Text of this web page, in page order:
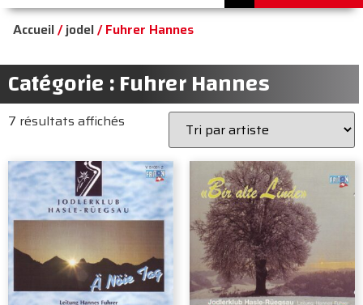
Accueil/jodel/ Fuhrer Hannes
Catégorie : Fuhrer Hannes
7 résultats affichés